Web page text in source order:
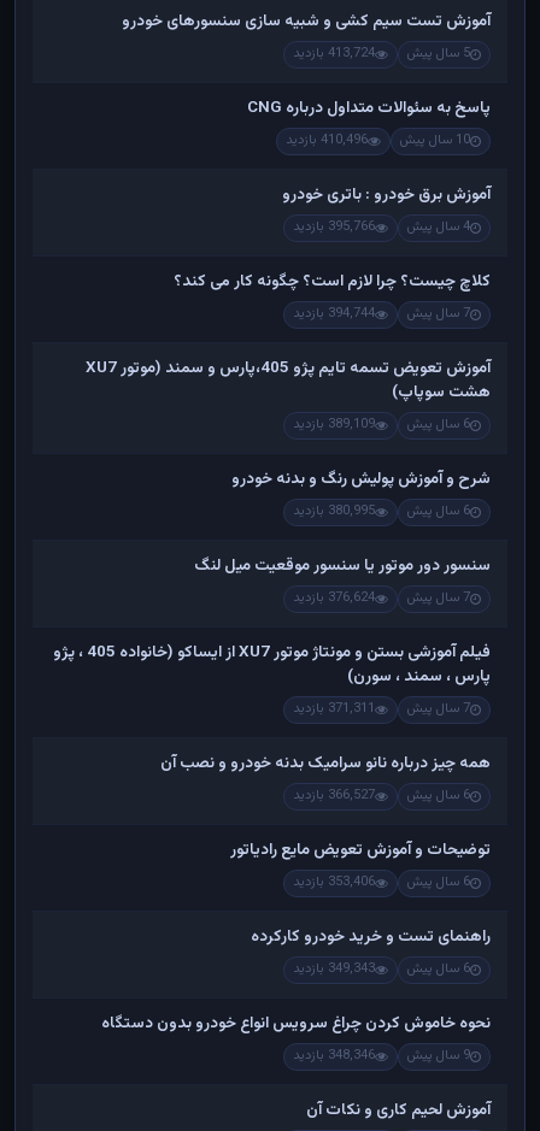
آموزش تست سیم کشی و شبیه سازی سنسورهای خودرو
5 سال پیش 413,724 بازدید
پاسخ به سئوالات متداول درباره CNG
10 سال پیش 410,496 بازدید
آموزش برق خودرو : باتری خودرو
4 سال پیش 395,766 بازدید
کلاچ چیست؟ چرا لازم است؟ چگونه کار می کند؟
7 سال پیش 394,744 بازدید
آموزش تعویض تسمه تایم پژو 405،پارس و سمند (موتور XU7
هشت سوپاپ)
6 سال پیش 389,109 بازدید
شرح و آموزش پولیش رنگ و بدنه خودرو
6 سال پیش 380,995 بازدید
سنسور دور موتور یا سنسور موقعیت میل لنگ
7 سال پیش 376,624 بازدید
فیلم آموزشی بستن و مونتاژ موتور XU7 از ایساکو (خانواده 405 ، پژو
پارس ، سمند ، سورن)
7 سال پیش 371,311 بازدید
همه چیز درباره نانو سرامیک بدنه خودرو و نصب آن
6 سال پیش 366,527 بازدید
توضیحات و آموزش تعویض مایع رادیاتور
6 سال پیش 353,406 بازدید
راهنمای تست و خريد خودرو کارکرده
6 سال پیش 349,343 بازدید
نحوه خاموش کردن چراغ سرویس انواع خودرو بدون دستگاه
9 سال پیش 348,346 بازدید
آموزش لحیم کاری و نکات آن